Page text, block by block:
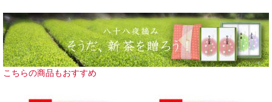
こちらの商品もおすすめ